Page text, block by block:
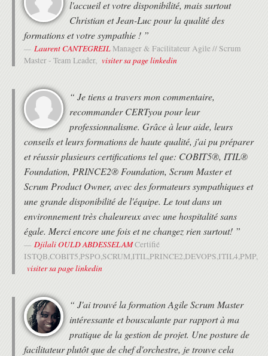
l'accueil et votre disponibilité, mais surtout
Christian et Jean-Luc pour la qualité des
formations et votre sympathie ! ”
Laurent CANTEGREIL Manager & Facilitateur Agile // Scrum
Master - Team Leader, visiter sa page linkedin
“ Je tiens a travers mon commentaire,
recommander CERTyou pour leur
professionnalisme. Grâce à leur aide, leurs
conseils et leurs formations de haute qualité, j'ai pu préparer
et réussir plusieurs certifications tel que: COBIT5®, ITIL®
Foundation, PRINCE2® Foundation, Scrum Master et
Scrum Product Owner, avec des formateurs sympathiques et
une grande disponibilité de l'équipe. Le tout dans un
environnement très chaleureux avec une hospitalité sans
égale. Merci encore une fois et ne changez rien surtout! ”
Djilali OULD ABDESSELAMCertifié
ISTQB,COBIT5,PSPO,SCRUM,ITIL,PRINCE2,DEVOPS,ITIL4,PMP,
visiter sa page linkedin
“ J'ai trouvé la formation Agile Scrum Master
intéressante et bousculante par rapport à ma
pratique de la gestion de projet. Une posture de
facilitateur plutôt que de chef d'orchestre, je trouve cela